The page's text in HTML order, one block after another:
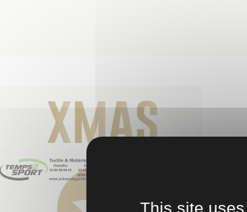
This site